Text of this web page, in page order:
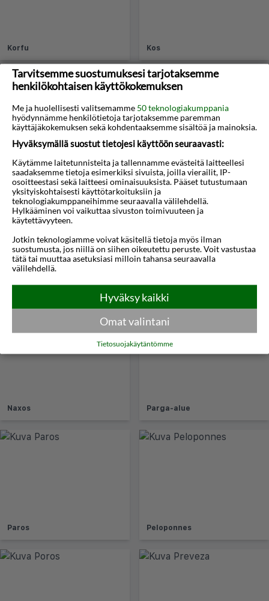
Korfu Kos
Kreeta Lesvos
Milos Mykonos
Naxos Parga-alue
Paros Peloponnes
Tarvitsemme suostumuksesi tarjotaksemme
henkilökohtaisen käyttökokemuksen
Me ja huolellisesti valitsemamme 50 teknologiakumppania
hyödynnämme henkilötietoja tarjotaksemme paremman
käyttäjäkokemuksen sekä kohdentaaksemme sisältöä ja mainoksia.
Hyväksymällä suostut tietojesi käyttöön seuraavasti:
Käytämme laitetunnisteita ja tallennamme evästeitä laitteellesi
saadaksemme tietoja esimerkiksi sivuista, joilla vierailit, IP-
osoitteestasi sekä laitteesi ominaisuuksista. Pääset tutustumaan
yksityiskohtaisesti käyttötarkoituksiin ja
teknologiakumppaneihimme seuraavalla välilehdellä.
Hylkääminen voi vaikuttaa sivuston toimivuuteen ja
käytettävyyteen.
Jotkin teknologiamme voivat käsitellä tietoja myös ilman
suostumusta, jos niillä on siihen oikeutettu peruste. Voit vastustaa
tätä tai muuttaa asetuksiasi milloin tahansa seuraavalla
välilehdellä.
Hyväksy kaikki
Omat valintani
Tietosuojakäytäntömme